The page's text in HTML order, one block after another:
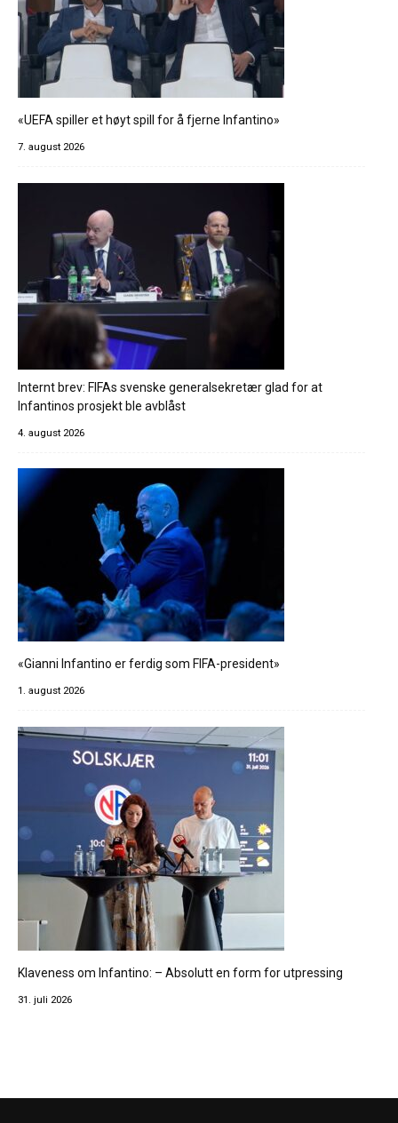
«UEFA spiller et høyt spill for å fjerne Infantino»
7. august 2026
Internt brev: FIFAs svenske generalsekretær glad for at
Infantinos prosjekt ble avblåst
4. august 2026
«Gianni Infantino er ferdig som FIFA-president»
1. august 2026
Klaveness om Infantino: – Absolutt en form for utpressing
31. juli 2026